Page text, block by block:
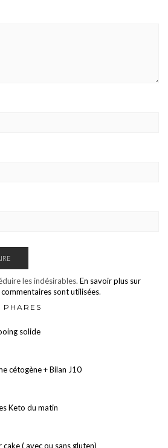
les indésirables. En savoir plus sur
sont utilisées.
PHARES
solide
cétogène + Bilan J10
Keto du matin
cake ( avec ou sans gluten)